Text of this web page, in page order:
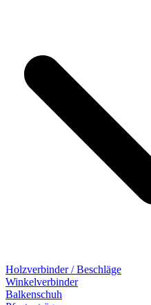
Holzverbinder / Beschläge
Winkelverbinder
Balkenschuh